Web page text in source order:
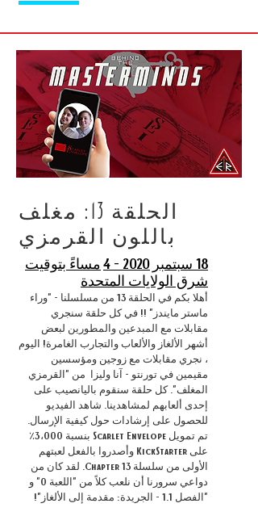
الحلقة 13: مغلف
باللون القرمزي
18 سبتمبر 2020 - 4
مساءً بتوقيت
شرق الولايات المتحدة
أهلا بكم في الحلقة 13 من مسلسلنا - "وراء
ماستر مايندز" !! في كل حلقة سنجري
مقابلات مع المبدعين والمطورين لبعض
أشهر الألغاز والألعاب والتجارب الغامرة! اليوم
، نجري مقابلات مع زوجين ومؤسسين
مقيمين في تورنتو - آنا وليزا من "القرمزي
المغلف". كل حلقة سنقوم باليانصيب على
إحدى ألعابهم لمشاهدينا. شاهد الفيديو
للحصول على إرشادات حول كيفية الإرسال.
تم تمويل Scarlet Envelope بنسبة 3،000٪
على KickStarter وأصدروا بالفعل لعبتهم
الأولى من سلسلة 13 Chapter. لقد كان من
دواعي سرورنا أن نلعب كلاً من "اللعبة 0" و
"الفصل 1.1 - الجريدة: مقدمة إلى الألغاز"!